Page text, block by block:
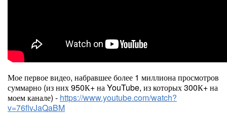
Мое первое видео, набравшее более 1 миллиона просмотров
суммарно (из них 950К+ на YouTube, из которых 300К+ на
моем канале) - https://www.youtube.com/watch?
v=76flvJaQaBM